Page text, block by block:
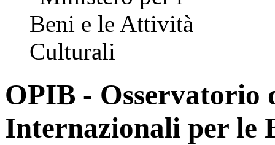
OPIB - Osservatorio
Internazionali per le